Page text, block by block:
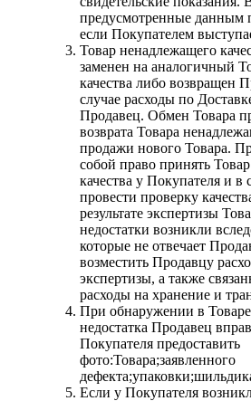
предусмотренные данным
если Покупателем
Товар ненадлежащего
заменен на аналогичный
качества либо возвращен
случае расходы по
Продавец. Обмен Товара
возврата Товара
продажи нового Товара.
собой право принять
качества у Покупателя и в
провести проверку
результате экспертизы
недостатки возникли
которые не отвечает
возместить Продавцу
экспертизы, а также
расходы на хранение и
При обнаружении в
недостатка Продавец
Покупателя предоставить
фото:Товара;заявленного
Если у Покупателя